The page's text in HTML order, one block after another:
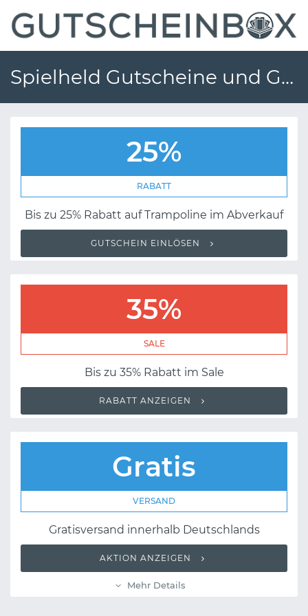
Spielheld Gutscheine und Gutscheincodes
25%
RABATT
Bis zu 25% Rabatt auf Trampoline im Abverkauf
GUTSCHEIN EINLÖSEN
35%
SALE
Bis zu 35% Rabatt im Sale
RABATT ANZEIGEN
Gratis
VERSAND
Gratisversand innerhalb Deutschlands
AKTION ANZEIGEN
Mehr Details